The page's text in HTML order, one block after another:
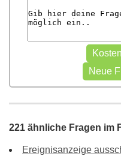
221 ähnliche Fragen im
Ereignisanzeige